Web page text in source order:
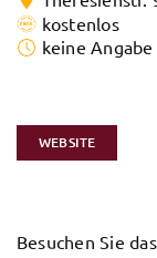
kostenlos
keine Angabe
WEBSITE
Besuchen Sie